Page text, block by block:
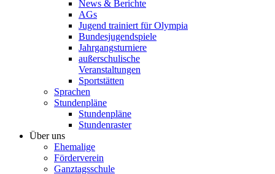
News & Berichte
AGs
Jugend trainiert für Olympia
Bundesjugendspiele
Jahrgangsturniere
außerschulische
Veranstaltungen
Sportstätten
Sprachen
Stundenpläne
Stundenpläne
Stundenraster
Über uns
Ehemalige
Förderverein
Ganztagsschule